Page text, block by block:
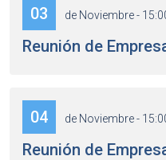
03 de Noviembre -
Reunión de
04 de Noviembre -
Reunión de